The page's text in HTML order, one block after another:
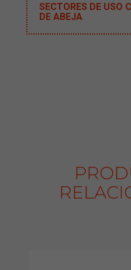
SECTORES DE USO
DE ABEJA